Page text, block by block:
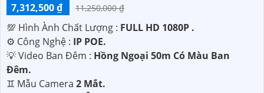
7,312,500 ₫
11,250,000 ₫
💯 Hình Ành Chất Lượng : FULL HD 1080P .
⚙ Công Nghệ : IP POE.
💡 Video Ban Đêm : Hồng Ngoại 50m Có Màu Ban
Ðêm.
♊ Mẫu Camera 2 Mắt.